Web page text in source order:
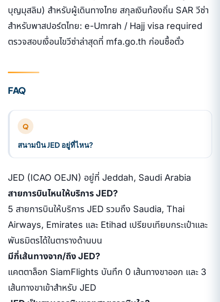
บุญมุสลิม) สำหรับผู้เดินทางไทย สกุลเงินท้องถิ่น SAR วีซ่า
สำหรับพาสปอร์ตไทย: e-Umrah / Hajj visa required
ตรวจสอบเงื่อนไขวีซ่าล่าสุดที่ mfa.go.th ก่อนซื้อตั๋ว
FAQ
Q
สนามบิน JED อยู่ที่ไหน?
JED (ICAO OEJN) อยู่ที่ Jeddah, Saudi Arabia
สายการบินไหนให้บริการ JED?
5 สายการบินให้บริการ JED รวมถึง Saudia, Thai
Airways, Emirates และ Etihad เปรียบเทียบกระเป๋าและ
พันธมิตรได้ในตารางด้านบน
มีกี่เส้นทางจาก/ถึง JED?
แคตตาล็อก SiamFlights บันทึก 0 เส้นทางขาออก และ 3
เส้นทางขาเข้าสำหรับ JED